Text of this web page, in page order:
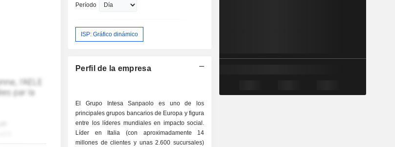
Período
ISP: Gráfico dinámico
Perfil de la empresa
El Grupo Intesa Sanpaolo es uno de los
principales grupos bancarios de Europa y figura
entre los líderes mundiales en impacto social.
Líder en Italia (con aproximadamente 14
millones de clientes y unas 2.600 sucursales)